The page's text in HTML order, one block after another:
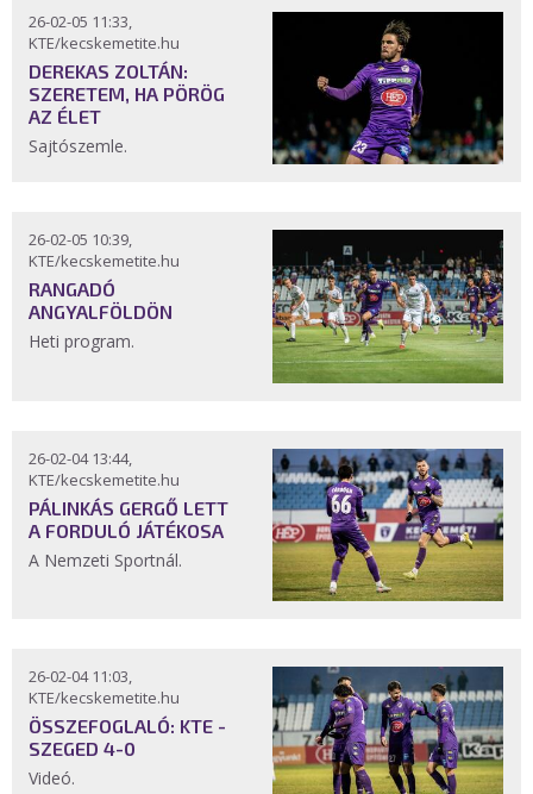
26-02-05 11:33,
KTE/kecskemetite.hu
DEREKAS ZOLTÁN:
SZERETEM, HA PÖRÖG
AZ ÉLET
Sajtószemle.
26-02-05 10:39,
KTE/kecskemetite.hu
RANGADÓ
ANGYALFÖLDÖN
Heti program.
26-02-04 13:44,
KTE/kecskemetite.hu
PÁLINKÁS GERGŐ LETT
A FORDULÓ JÁTÉKOSA
A Nemzeti Sportnál.
26-02-04 11:03,
KTE/kecskemetite.hu
ÖSSZEFOGLALÓ: KTE -
SZEGED 4-0
Videó.